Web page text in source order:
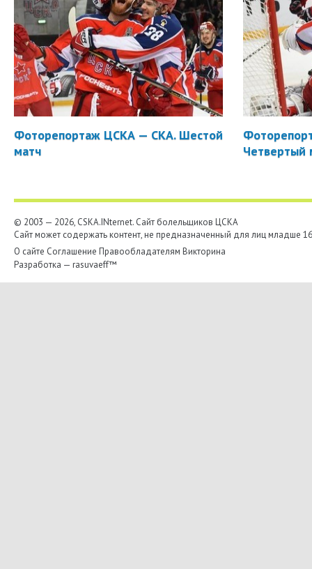
Фоторепортаж ЦСКА — СКА. Шестой
матч
Четвертый
© 2003 — 2026, CSKA.INternet. Cайт болельщиков ЦСКА
Сайт может содержать контент, не предназначенный для лиц младше
О сайте Соглашение Правообладателям Викторина
Разработка — rasuvaeff™